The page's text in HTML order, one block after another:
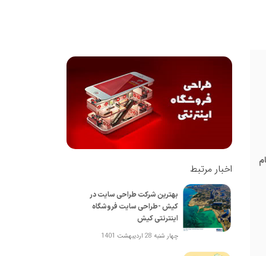
اخبار مرتبط
بهترین شرکت طراحی سایت در
کیش -طراحی سایت فروشگاه
اینترنتی کیش
چهار شنبه 28 اردیبهشت 1401